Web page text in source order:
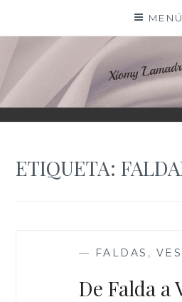
contenido
MENÚ
XIOMY
ETIQUETA:
— FALDAS ,
De Falda a